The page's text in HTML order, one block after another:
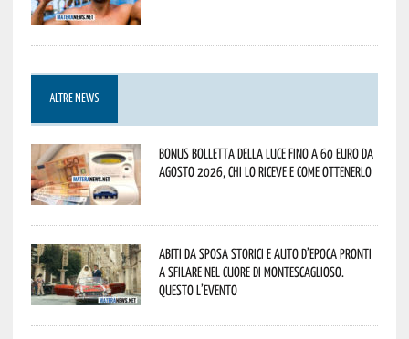
ALTRE NEWS
Bonus bolletta della luce fino a 60 euro da
agosto 2026, chi lo riceve e come ottenerlo
Abiti da sposa storici e auto d’epoca pronti
a sfilare nel cuore di Montescaglioso.
Questo l’evento